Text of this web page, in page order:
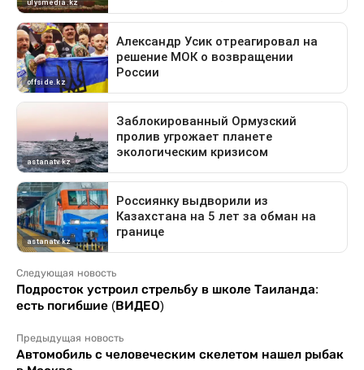
Следующая новость
Подросток устроил стрельбу в школе Таиланда:
есть погибшие (ВИДЕО)
Предыдущая новость
Автомобиль с человеческим скелетом нашел рыбак